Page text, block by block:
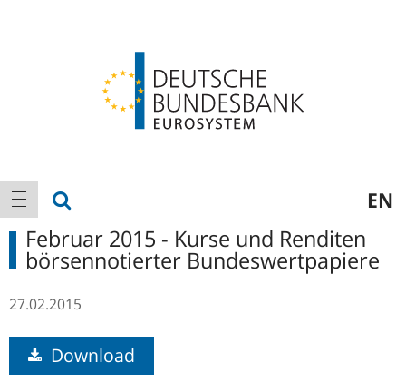
Hauptnavigation
Navigation anzeigen EN
Februar 2015 - Kurse und Renditen
börsennotierter Bundeswertpapiere
27.02.2015
Download